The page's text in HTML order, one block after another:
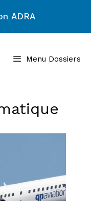
ADRA
Menu Dossiers